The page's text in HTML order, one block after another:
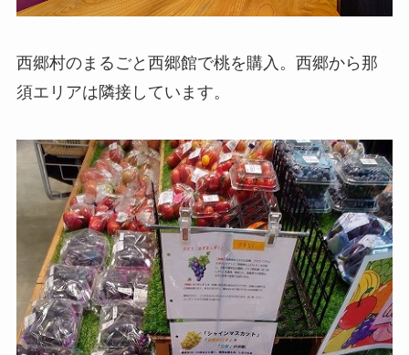
西郷村のまるごと西郷館で桃を購入。西郷から那
須エリアは隣接しています。